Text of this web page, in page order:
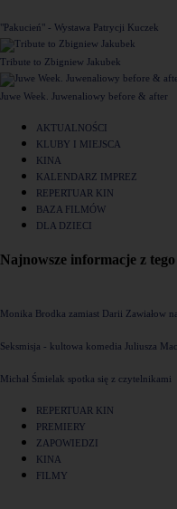
"Pakucień" - Wystawa Patrycji Kuczek
Tribute to Zbigniew Jakubek
Juwe Week. Juwenaliowy before & after
AKTUALNOŚCI
KLUBY I MIEJSCA
KINA
KALENDARZ IMPREZ
REPERTUAR KIN
BAZA FILMÓW
DLA DZIECI
Najnowsze informacje z tego
Monika Brodka zamiast Darii Zawiałow
Seksmisja - kultowa komedia Juliusza
Michał Śmielak spotka się z czytelnikami
REPERTUAR KIN
PREMIERY
ZAPOWIEDZI
KINA
FILMY